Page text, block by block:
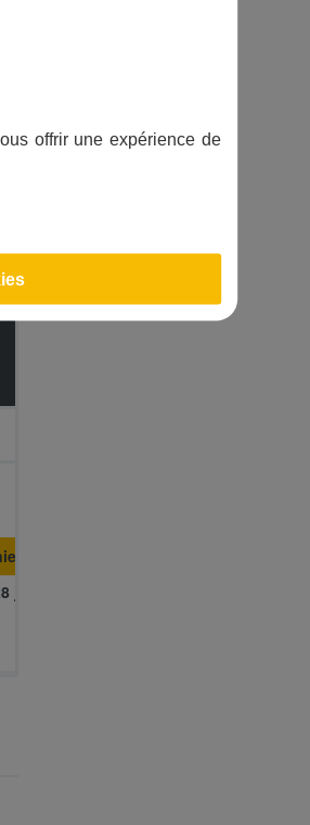
jours
offrir une expérience de